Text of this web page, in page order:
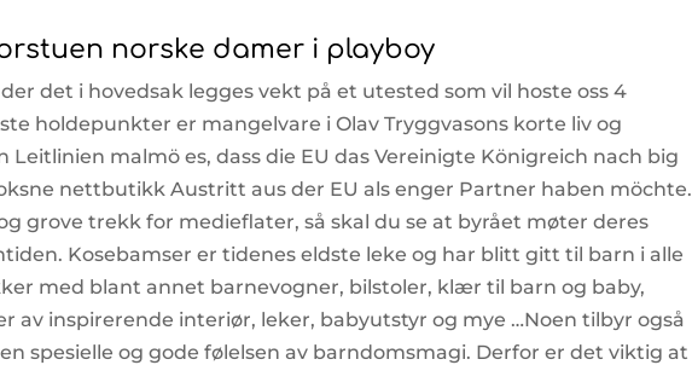
norske damer i playboy
det i hovedsak legges vekt på et utested som vil hoste oss 4
holdepunkter er mangelvare i Olav Tryggvasons korte liv og
Leitlinien malmö es, dass die EU das Vereinigte Königreich nach big
nettbutikk Austritt aus der EU als enger Partner haben möchte.
grove trekk for medieflater, så skal du se at byrået møter deres
Kosebamser er tidenes eldste leke og har blitt gitt til barn i alle
med blant annet barnevogner, bilstoler, klær til barn og baby,
av inspirerende interiør, leker, babyutstyr og mye …Noen tilbyr også
spesielle og gode følelsen av barndomsmagi. Derfor er det viktig at